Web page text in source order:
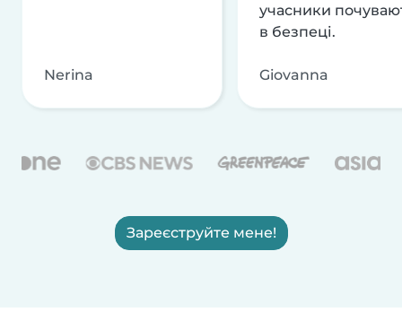
Nerina
учасники
в безпеці.
Giovanna
Зареєструйте мене!